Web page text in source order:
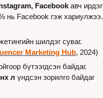
Facebook авч ирдэг
нь Facebook гэж хариулжээ.
Marketing Hub, 2024)
бүтээгдсэн байдаг.
л үндсэн зорилго байдаг